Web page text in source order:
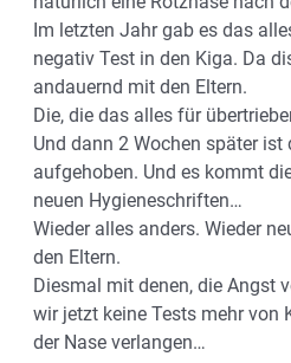
Im letzten Jahr gab es das
negativ Test in den Kiga. Da
andauernd mit den Eltern.
Die, die das alles für
Und dann 2 Wochen später ist
aufgehoben. Und es kommt
neuen Hygieneschriften…
Wieder alles anders. Wieder
den Eltern.
Diesmal mit denen, die Angst
wir jetzt keine Tests mehr von
der Nase verlangen…